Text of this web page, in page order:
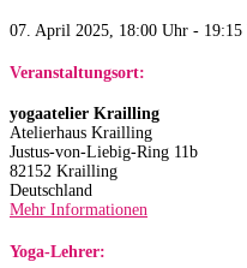
07. April 2025, 18:00 Uhr - 19:15
Veranstaltungsort:
yogaatelier Krailling
Atelierhaus Krailling
Justus-von-Liebig-Ring 11b
82152 Krailling
Deutschland
Mehr Informationen
Yoga-Lehrer: